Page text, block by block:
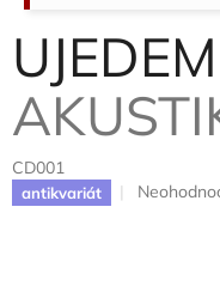
CD001
antikvariát
Průměrné